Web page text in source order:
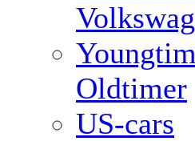
Oldtimer
US-cars